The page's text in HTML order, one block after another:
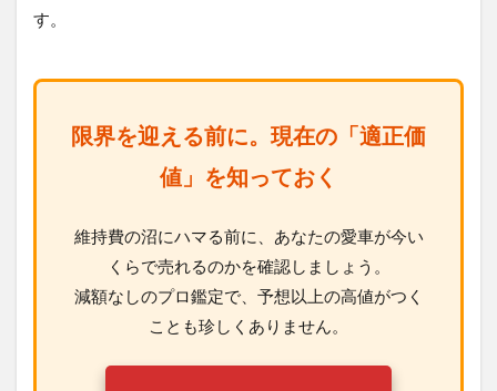
す。
限界を迎える前に。現在の「適正価
値」を知っておく
維持費の沼にハマる前に、あなたの愛車が今い
くらで売れるのかを確認しましょう。
減額なしのプロ鑑定で、予想以上の高値がつく
ことも珍しくありません。